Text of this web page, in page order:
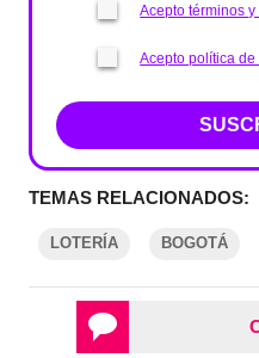
Acepto términos
Acepto política
TEMAS RELACIONADOS:
LOTERÍA BOGOTÁ